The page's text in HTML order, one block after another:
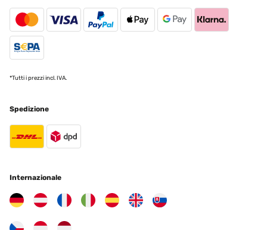
*Tutti i prezzi incl. IVA.
Spedizione
Internazionale